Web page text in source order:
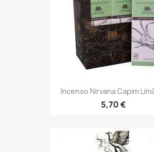
Incenso Nirvana Capim
5,70 €